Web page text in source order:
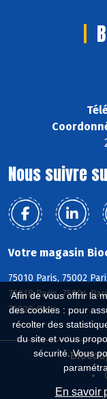
Afin de vous offrir la
des cookies : pour
récolter des
du site et vous
sécurité. Vous
En savoir
Nous suivre
Votre magasin
75010 Paris, 75002
75018 Paris, 75004
75020 Paris